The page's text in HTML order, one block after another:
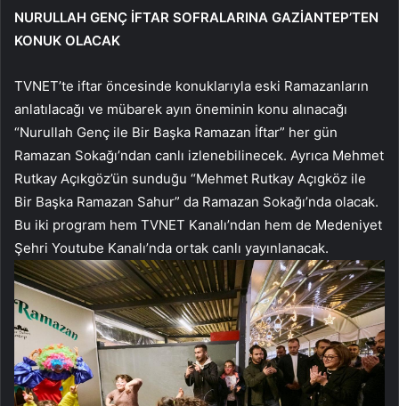
NURULLAH GENÇ İFTAR SOFRALARINA GAZİANTEP’TEN
KONUK OLACAK
TVNET’te iftar öncesinde konuklarıyla eski Ramazanların
anlatılacağı ve mübarek ayın öneminin konu alınacağı
“Nurullah Genç ile Bir Başka Ramazan İftar” her gün
Ramazan Sokağı’ndan canlı izlenebilinecek. Ayrıca Mehmet
Rutkay Açıkgöz’ün sunduğu “Mehmet Rutkay Açıgköz ile
Bir Başka Ramazan Sahur” da Ramazan Sokağı’nda olacak.
Bu iki program hem TVNET Kanalı’ndan hem de Medeniyet
Şehri Youtube Kanalı’nda ortak canlı yayınlanacak.